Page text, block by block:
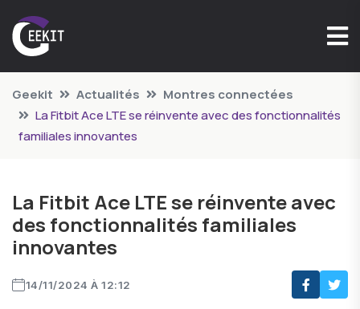
Geekit Actualités
Montres connectées
La Fitbit Ace LTE se réinvente avec des fonctionnalités
familiales innovantes
La Fitbit Ace LTE se réinvente avec
des fonctionnalités familiales
innovantes
14/11/2024 À 12:12